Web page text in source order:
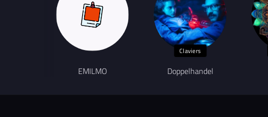
EMILMO
Claviers
Doppelhandel